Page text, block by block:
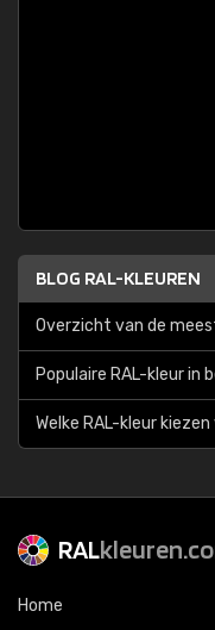
BLOG RAL-KLEUREN
Overzicht van de
Populaire RAL-kleur in
Welke RAL-kleur
RAL
Home